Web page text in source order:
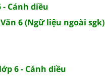
Cánh diều
6 (Ngữ liệu ngoài sgk)
6 - Cánh diều